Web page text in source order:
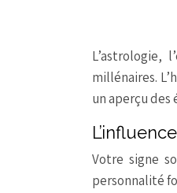
L’astrologie,
millénaires.
un aperçu
Votre signe
personnalité